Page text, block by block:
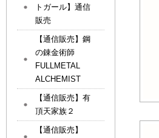
トガール】通信
販売
【通信販売】鋼
の錬金術師
FULLMETAL
ALCHEMIST
【通信販売】有
頂天家族２
【通信販売】